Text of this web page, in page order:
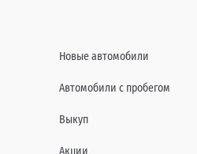
Новые автомобили
Автомобили с пробегом
Выкуп
Акции